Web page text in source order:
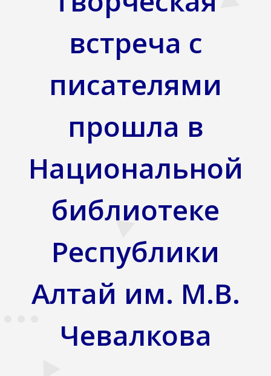
встреча с
писателями
прошла в
Национальной
библиотеке
Республики
Алтай им. М.В.
Чевалкова